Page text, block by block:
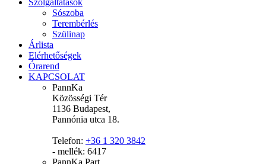
Szolgáltatások
Sószoba
Terembérlés
Szülinap
Árlista
Elérhetőségek
Órarend
KAPCSOLAT
PannKa
Közösségi Tér
1136 Budapest,
Pannónia utca 18.
Telefon: +36 1 320 3842
- mellék: 6417
PannKa Part